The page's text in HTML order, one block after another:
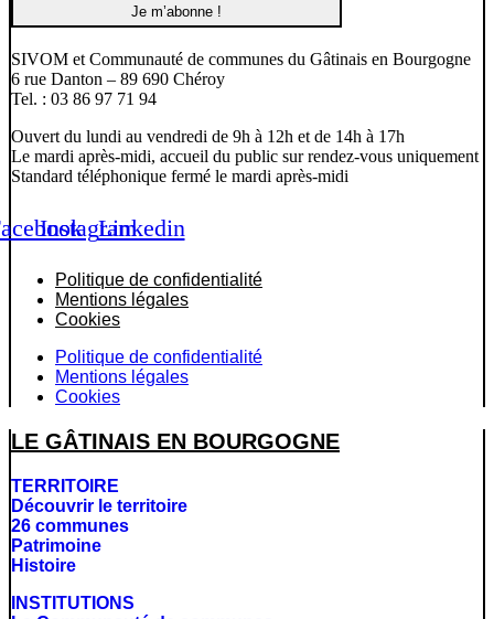
SIVOM et Communauté de communes du Gâtinais en Bourgogne
6 rue Danton – 89 690 Chéroy
Tel. : 03 86 97 71 94
Ouvert du lundi au vendredi de 9h à 12h et de 14h à 17h
Le mardi après-midi, accueil du public sur rendez-vous uniquement
Standard téléphonique fermé le mardi après-midi
InstagramLinkedin
Politique de confidentialité
Mentions légales
Cookies
Politique de confidentialité
Mentions légales
Cookies
LE GÂTINAIS EN BOURGOGNE
TERRITOIRE
Découvrir le territoire
26 communes
Patrimoine
Histoire
INSTITUTIONS